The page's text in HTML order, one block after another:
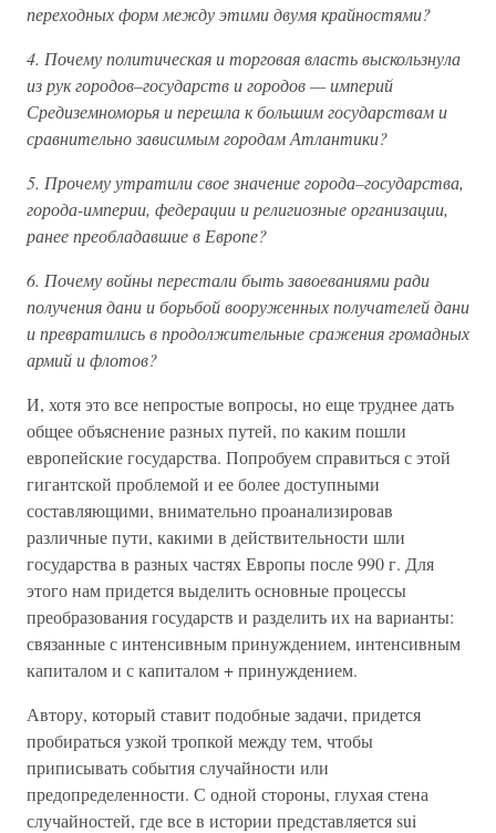
переходных форм между этими двумя крайностями?
4. Почему политическая и торговая власть выскользнула
из рук городов–государств и городов — империй
Средиземноморья и перешла к большим государствам и
сравнительно зависимым городам Атлантики?
5. Прочему утратили свое значение города–государства,
города-империи, федерации и религиозные организации,
ранее преобладавшие в Европе?
6. Почему войны перестали быть завоеваниями ради
получения дани и борьбой вооруженных получателей дани
и превратились в продолжительные сражения громадных
армий и флотов?
И, хотя это все непростые вопросы, но еще труднее дать
общее объяснение разных путей, по каким пошли
европейские государства. Попробуем справиться с этой
гигантской проблемой и ее более доступными
составляющими, внимательно проанализировав
различные пути, какими в действительности шли
государства в разных частях Европы после 990 г. Для
этого нам придется выделить основные процессы
преобразования государств и разделить их на варианты:
связанные с интенсивным принуждением, интенсивным
капиталом и с капиталом + принуждением.
Автору, который ставит подобные задачи, придется
пробираться узкой тропкой между тем, чтобы
приписывать события случайности или
предопределенности. С одной стороны, глухая стена
случайностей, где все в истории представляется sui